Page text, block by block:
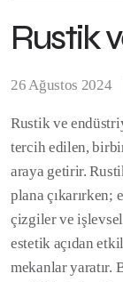
Rustik
26 Ağustos 2024
Rustik ve
tercih edilen,
araya getirir.
plana çıkarırken;
çizgiler ve
estetik açıdan
mekanlar yaratır.